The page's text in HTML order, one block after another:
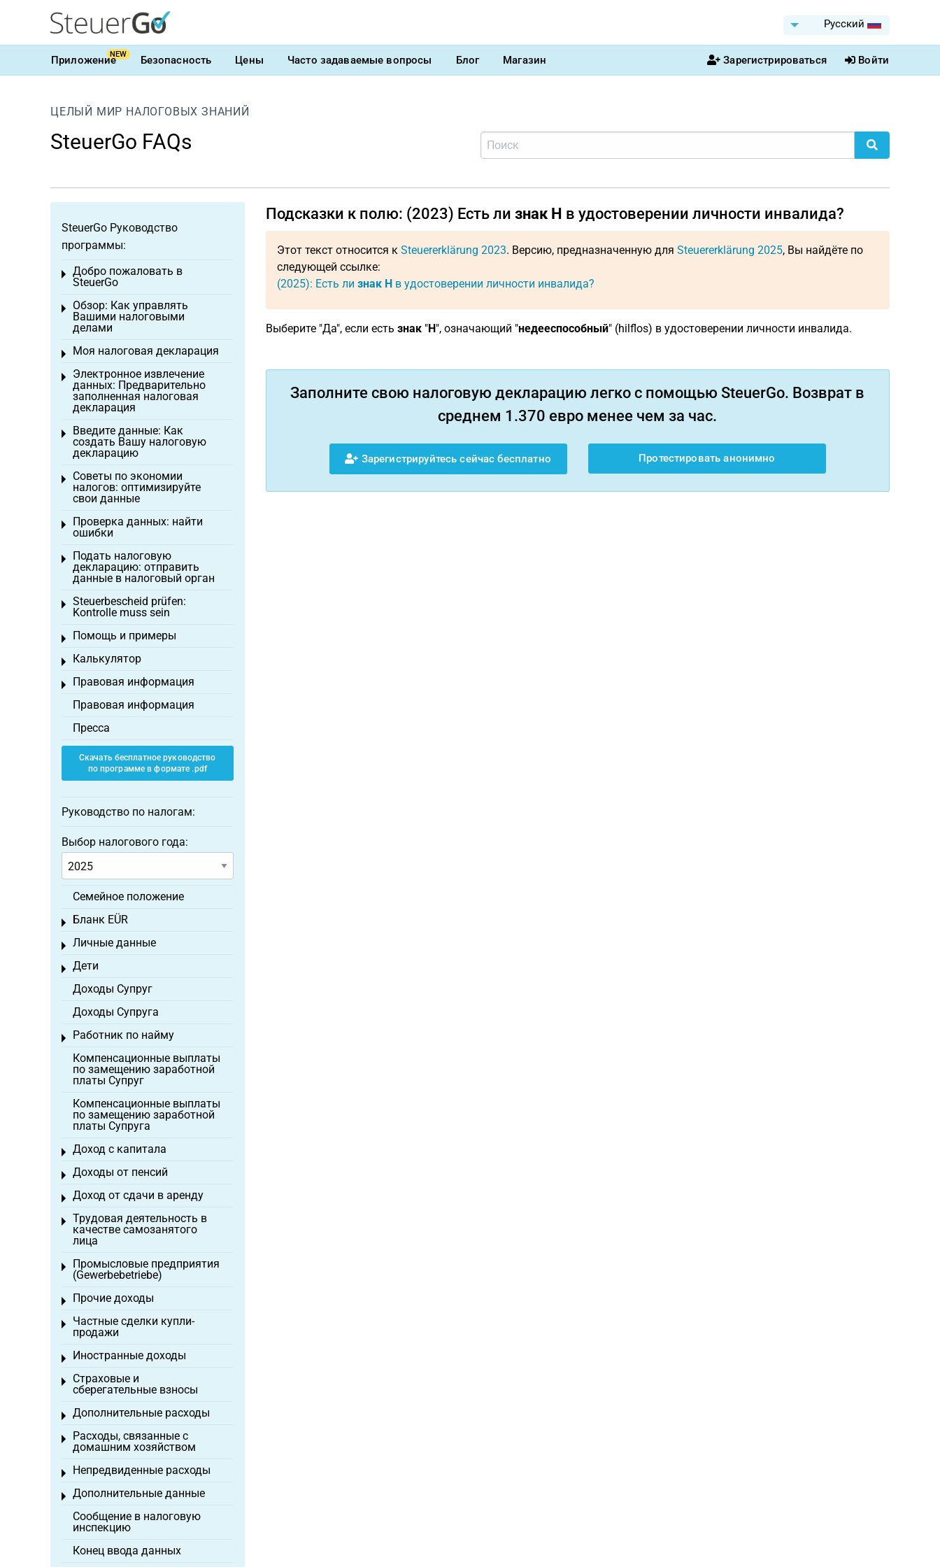
Pусский
ПриложениеNEW Безопасность Цены Часто задаваемые вопросы Блог Магазин Зарегистрироваться Войти
ЦЕЛЫЙ МИР НАЛОГОВЫХ ЗНАНИЙ
SteuerGo FAQs
Подсказки к полю: (2023) Есть ли знак H в удостоверении личности инвалида?
Этот текст относится к Steuererklärung 2023. Версию, предназначенную для Steuererklärung 2025, Вы найдёте по
следующей ссылке:
(2025): Есть ли знак Hв удостоверении личности инвалида?
Выберите "Да", если есть знак"H", означающий "недееспособный" (hilflos) в удостоверении личности инвалида.
Заполните свою налоговую декларацию легко с помощью SteuerGo. Возврат в
среднем 1.370 евро менее чем за час.
Зарегистрируйтесь сейчас бесплатно Протестировать анонимно
SteuerGo Руководство
программы:
Добро пожаловать в
SteuerGo
Toggle menu
Обзор: Как управлять
Вашими налоговыми
делами
Toggle menu
Моя налоговая декларация
Toggle menu
Электронное извлечение
данных: Предварительно
заполненная налоговая
декларация
Toggle menu
Введите данные: Как
создать Вашу налоговую
декларацию
Toggle menu
Советы по экономии
налогов: оптимизируйте
свои данные
Toggle menu
Проверка данных: найти
ошибки
Toggle menu
Подать налоговую
декларацию: отправить
данные в налоговый орган
Toggle menu
Steuerbescheid prüfen:
Kontrolle muss sein
Toggle menu
Помощь и примеры
Toggle menu
Калькулятор
Toggle menu
Правовая информация
Toggle menu
Правовая информация
Пресса
Скачать бесплатное руководство
по программе в формате .pdf
Руководство по налогам:
Выбор налогового года:
Семейное положение
Бланк EÜR
Toggle menu
Личные данные
Toggle menu
Дети
Toggle menu
Доходы Супруг
Доходы Супруга
Работник по найму
Toggle menu
Компенсационные выплаты
по замещению заработной
платы Супруг
Компенсационные выплаты
по замещению заработной
платы Супруга
Доход с капитала
Toggle menu
Доходы от пенсий
Toggle menu
Доход от сдачи в аренду
Toggle menu
Трудовая деятельность в
качестве самозанятого
лица
Toggle menu
Промысловые предприятия
(Gewerbebetriebe)
Toggle menu
Прочие доходы
Toggle menu
Частные сделки купли-
продажи
Toggle menu
Иностранные доходы
Toggle menu
Страховые и
сберегательные взносы
Toggle menu
Дополнительные расходы
Toggle menu
Расходы, связанные с
домашним хозяйством
Toggle menu
Непредвиденные расходы
Toggle menu
Дополнительные данные
Toggle menu
Сообщение в налоговую
инспекцию
Конец ввода данных